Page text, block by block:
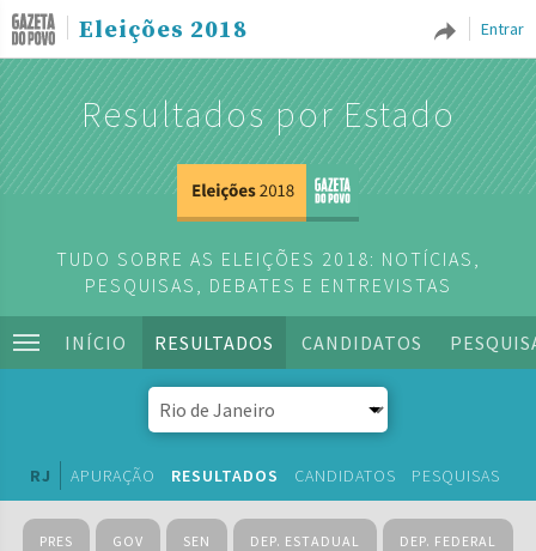
Entrar
Eleições 2018
Resultados por Estado
TUDO SOBRE AS ELEIÇÕES 2018: NOTÍCIAS,
PESQUISAS, DEBATES E ENTREVISTAS
INÍCIO RESULTADOS CANDIDATOS
RJ APURAÇÃO RESULTADOS CANDIDATOS PESQUISAS
PRES GOV SEN DEP. ESTADUAL DEP. FEDERAL